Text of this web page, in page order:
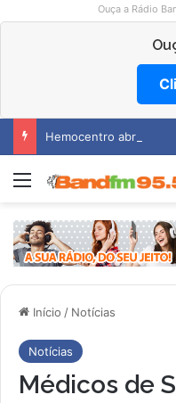
Ouça a Rádio
Hemocentro abre
Menu
Início / Notícias
Notícias
Médicos de